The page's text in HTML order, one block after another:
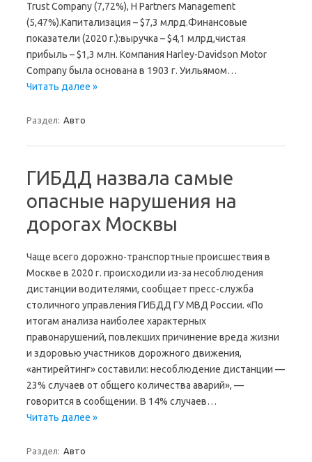
Trust Company (7,72%), H Partners Management
(5,47%).Капитализация – $7,3 млрд.Финансовые
показатели (2020 г.):выручка – $4,1 млрд,чистая
прибыль – $1,3 млн. Компания Harley-Davidson Motor
Company была основана в 1903 г. Уильямом…
Читать далее »
Раздел: Авто
ГИБДД назвала самые
опасные нарушения на
дорогах Москвы
Чаще всего дорожно-транспортные происшествия в
Москве в 2020 г. происходили из-за несоблюдения
дистанции водителями, сообщает пресс-служба
столичного управления ГИБДД ГУ МВД России. «По
итогам анализа наиболее характерных
правонарушений, повлекших причинение вреда жизни
и здоровью участников дорожного движения,
«антирейтинг» составили: несоблюдение дистанции —
23% случаев от общего количества аварий», —
говорится в сообщении. В 14% случаев…
Читать далее »
Раздел: Авто